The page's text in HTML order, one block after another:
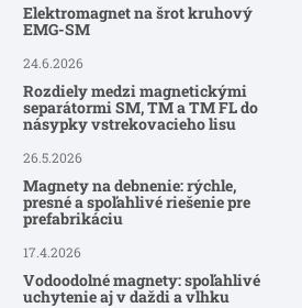
Elektromagnet na šrot kruhový
EMG-SM
24.6.2026
Rozdiely medzi magnetickými
separátormi SM, TM a TM FL do
násypky vstrekovacieho lisu
26.5.2026
Magnety na debnenie: rýchle,
presné a spoľahlivé riešenie pre
prefabrikáciu
17.4.2026
Vodoodolné magnety: spoľahlivé
uchytenie aj v daždi a vlhku